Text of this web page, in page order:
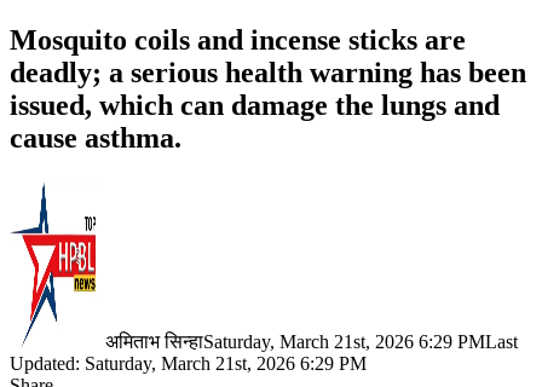
Mosquito coils and incense sticks are
deadly; a serious health warning has been
issued, which can damage the lungs and
cause asthma.
अमिताभ सिन्हाSaturday, March 21st, 2026 6:29 PMLast
Updated: Saturday, March 21st, 2026 6:29 PM